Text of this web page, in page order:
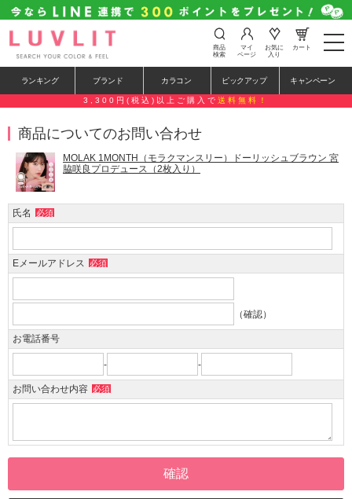
t
o
e
n
g
o
商品
検索
マイ
ページ
お気に
入り
カート
ランキング ブランド カラコン ピックアップ キャンペーン
3,300円(税込)以上ご購入で 送料無料！
商品についてのお問い合わせ
MOLAK 1MONTH（モラクマンスリー）ドーリッシュブラウン 宮
脇咲良プロデュース（2枚入り）
氏名 必須
Eメールアドレス 必須
（確認）
お電話番号
- -
お問い合わせ内容 必須